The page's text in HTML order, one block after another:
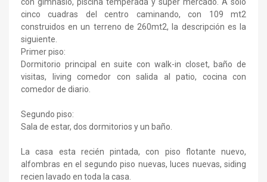
cinco cuadras del centro caminando, con 109 mt2
construidos en un terreno de 260mt2, la descripción es la
siguiente.
Primer piso:
Dormitorio principal en suite con walk-in closet, baño de
visitas, living comedor con salida al patio, cocina con
comedor de diario.
Segundo piso:
Sala de estar, dos dormitorios y un baño.
La casa esta recién pintada, con piso flotante nuevo,
alfombras en el segundo piso nuevas, luces nuevas, siding
recien lavado en toda la casa.